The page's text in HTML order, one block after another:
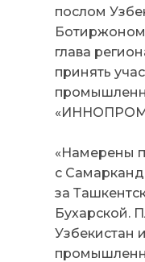
послом
глава
принять
«ИННОПРОМ.
«Намерены
с
за
Бухарской.
Узбекистан